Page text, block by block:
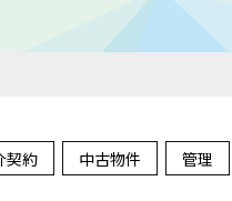
契約 中古物件 管理